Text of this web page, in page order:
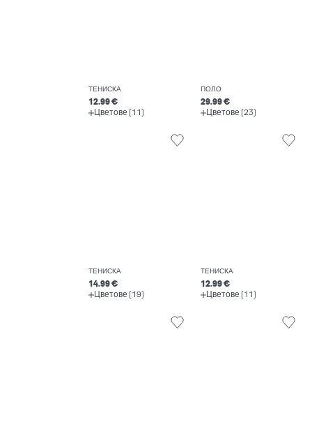
ТЕНИСКА
12.99 €
Цветове (11)
ПОЛО
29.99 €
Цветове (23)
ТЕНИСКА
14.99 €
Цветове (19)
ТЕНИСКА
12.99 €
Цветове (11)